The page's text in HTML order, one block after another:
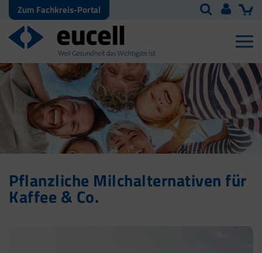
Zum Fachkreis-Portal
Pflanzliche Milchalternativen für
Kaffee & Co.